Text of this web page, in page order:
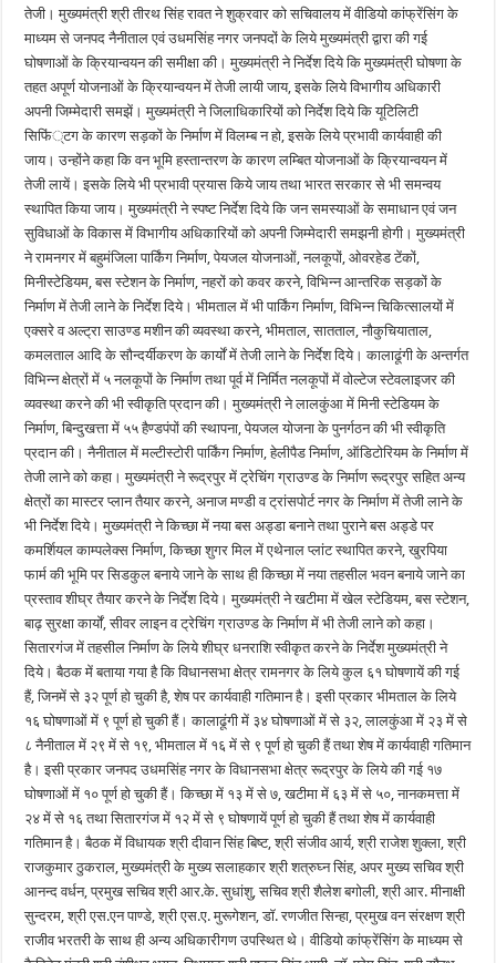
तेजी। मुख्यमंत्री श्री तीरथ सिंह रावत ने शुक्रवार को सचिवालय में वीडियो कांफ्रेंसिंग के
माध्यम से जनपद नैनीताल एवं उधमसिंह नगर जनपदों के लिये मुख्यमंत्री द्वारा की गई
घोषणाओं के क्रियान्वयन की समीक्षा की। मुख्यमंत्री ने निर्देश दिये कि मुख्यमंत्री घोषणा के
तहत अपूर्ण योजनाओं के क्रियान्वयन में तेजी लायी जाय, इसके लिये विभागीय अधिकारी
अपनी जिम्मेदारी समझें। मुख्यमंत्री ने जिलाधिकारियों को निर्देश दिये कि यूटिलिटी
सिफिं्टग के कारण सड़कों के निर्माण में विलम्ब न हो, इसके लिये प्रभावी कार्यवाही की
जाय। उन्होंने कहा कि वन भूमि हस्तान्तरण के कारण लम्बित योजनाओं के क्रियान्वयन में
तेजी लायें। इसके लिये भी प्रभावी प्रयास किये जाय तथा भारत सरकार से भी समन्वय
स्थापित किया जाय। मुख्यमंत्री ने स्पष्ट निर्देश दिये कि जन समस्याओं के समाधान एवं जन
सुविधाओं के विकास में विभागीय अधिकारियों को अपनी जिम्मेदारी समझनी होगी। मुख्यमंत्री
ने रामनगर में बहुमंजिला पार्किंग निर्माण, पेयजल योजनाओं, नलकूपों, ओवरहेड टेंकों,
मिनीस्टेडियम, बस स्टेशन के निर्माण, नहरों को कवर करने, विभिन्न आन्तरिक सड़कों के
निर्माण में तेजी लाने के निर्देश दिये। भीमताल में भी पार्किंग निर्माण, विभिन्न चिकित्सालयों में
एक्सरे व अल्ट्रा साउण्ड मशीन की व्यवस्था करने, भीमताल, सातताल, नौकुचियाताल,
कमलताल आदि के सौन्दर्यीकरण के कार्यों में तेजी लाने के निर्देश दिये। कालाढूंगी के अन्तर्गत
विभिन्न क्षेत्रों में ५ नलकूपों के निर्माण तथा पूर्व में निर्मित नलकूपों में वोल्टेज स्टेवलाइजर की
व्यवस्था करने की भी स्वीकृति प्रदान की। मुख्यमंत्री ने लालकुंआ में मिनी स्टेडियम के
निर्माण, बिन्दुखत्ता में ५५ हैण्डपंपों की स्थापना, पेयजल योजना के पुनर्गठन की भी स्वीकृति
प्रदान की। नैनीताल में मल्टीस्टोरी पार्किंग निर्माण, हेलीपैड निर्माण, ऑडिटोरियम के निर्माण में
तेजी लाने को कहा। मुख्यमंत्री ने रूद्रपुर में ट्रेचिंग ग्राउण्ड के निर्माण रूद्रपुर सहित अन्य
क्षेत्रों का मास्टर प्लान तैयार करने, अनाज मण्डी व ट्रांसपोर्ट नगर के निर्माण में तेजी लाने के
भी निर्देश दिये। मुख्यमंत्री ने किच्छा में नया बस अड्डा बनाने तथा पुराने बस अड्डे पर
कमर्शियल काम्पलेक्स निर्माण, किच्छा शुगर मिल में एथेनाल प्लांट स्थापित करने, खुरपिया
फार्म की भूमि पर सिडकुल बनाये जाने के साथ ही किच्छा में नया तहसील भवन बनाये जाने का
प्रस्ताव शीघ्र तैयार करने के निर्देश दिये। मुख्यमंत्री ने खटीमा में खेल स्टेडियम, बस स्टेशन,
बाढ़ सुरक्षा कार्यों, सीवर लाइन व ट्रेचिंग ग्राउण्ड के निर्माण में भी तेजी लाने को कहा।
सितारगंज में तहसील निर्माण के लिये शीघ्र धनराशि स्वीकृत करने के निर्देश मुख्यमंत्री ने
दिये। बैठक में बताया गया है कि विधानसभा क्षेत्र रामनगर के लिये कुल ६१ घोषणायें की गई
हैं, जिनमें से ३२ पूर्ण हो चुकी है, शेष पर कार्यवाही गतिमान है। इसी प्रकार भीमताल के लिये
१६ घोषणाओं में ९ पूर्ण हो चुकी हैं। कालाढूंगी में ३४ घोषणाओं में से ३२, लालकुंआ में २३ में से
८ नैनीताल में २९ में से १९, भीमताल में १६ में से ९ पूर्ण हो चुकी हैं तथा शेष में कार्यवाही गतिमान
है। इसी प्रकार जनपद उधमसिंह नगर के विधानसभा क्षेत्र रूद्रपुर के लिये की गई १७
घोषणाओं में १० पूर्ण हो चुकी हैं। किच्छा में १३ में से ७, खटीमा में ६३ में से ५०, नानकमत्ता में
२४ में से १६ तथा सितारगंज में १२ में से ९ घोषणायें पूर्ण हो चुकी हैं तथा शेष में कार्यवाही
गतिमान है। बैठक में विधायक श्री दीवान सिंह बिष्ट, श्री संजीव आर्य, श्री राजेश शुक्ला, श्री
राजकुमार ठुकराल, मुख्यमंत्री के मुख्य सलाहकार श्री शत्रुघ्न सिंह, अपर मुख्य सचिव श्री
आनन्द वर्धन, प्रमुख सचिव श्री आर.के. सुधांशु, सचिव श्री शैलेश बगोली, श्री आर. मीनाक्षी
सुन्दरम, श्री एस.एन पाण्डे, श्री एस.ए. मुरूगेशन, डॉ. रणजीत सिन्हा, प्रमुख वन संरक्षण श्री
राजीव भरतरी के साथ ही अन्य अधिकारीगण उपस्थित थे। वीडियो कांफ्रेंसिंग के माध्यम से